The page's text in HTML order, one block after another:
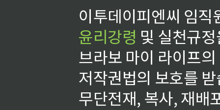
이투데이피엔씨 임
윤리강령 및 실천규
브라보 마이 라이프
저작권법의 보호를
무단전재, 복사, 재배